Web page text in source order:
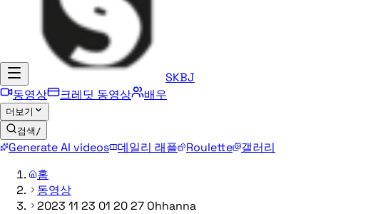
SKBJ
동영상
크레딧 동영상 배우
더보기
검색 /
Generate AI videos 데일리 래플 Roulette
갤러리
홈
동영상
2023 11 23 01 20 27 Ohhanna